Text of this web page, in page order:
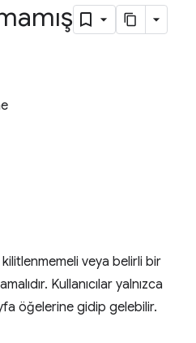
veya belirli bir
Kullanıcılar yalnızca
öğelerine gidip gelebilir.